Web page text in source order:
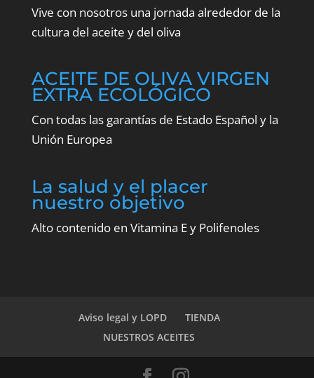
Vive con nosotros una jornada alrededor de la
cultura del aceite y del oliva
ACEITE DE OLIVA VIRGEN
EXTRA ECOLÓGICO
Con todas las garantías de Estado Español y la
Unión Europea
La salud y el placer
nuestro objetivo
Alto contenido en Vitamina E y Polifenoles
Aviso legal y LOPD
TIENDA
NUESTROS ACEITES